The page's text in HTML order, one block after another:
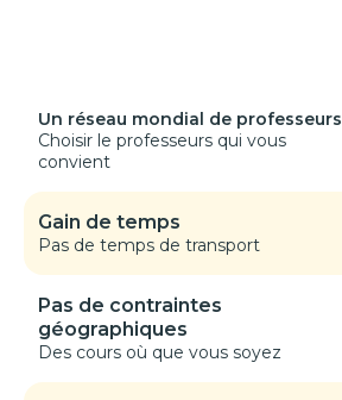
Un réseau mondial de professeurs
Choisir le professeurs qui vous
convient
Gain de temps
Pas de temps de transport
Pas de contraintes
géographiques
Des cours où que vous soyez